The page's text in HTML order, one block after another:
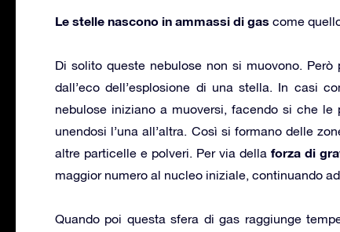
Le stelle nascono in ammassi di gas come
Di solito queste nebulose non si muovono.
dall’eco dell’esplosione di una stella. In casi
nebulose iniziano a muoversi, facendo si che
unendosi l’una all’altra. Così si formano delle
altre particelle e polveri. Per via della forza di
maggior numero al nucleo iniziale, continuando
Quando poi questa sfera di gas raggiunge